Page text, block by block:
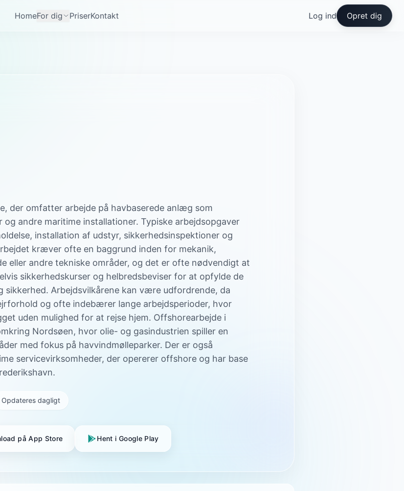
HomeFor dig PriserKontakt Log ind Opret dig
der omfatter arbejde på havbaserede anlæg som
andre maritime installationer. Typiske arbejdsopgaver
installation af udstyr, sikkerhedsinspektioner og
kræver ofte en baggrund inden for mekanik,
eller andre tekniske områder, og det er ofte nødvendigt at
sikkerhedskurser og helbredsbeviser for at opfylde de
sikkerhed. Arbejdsvilkårene kan være udfordrende, da
og ofte indebærer lange arbejdsperioder, hvor
uden mulighed for at rejse hjem. Offshorearbejde i
Nordsøen, hvor olie- og gasindustrien spiller en
med fokus på havvindmølleparker. Der er også
servicevirksomheder, der opererer offshore og har base
Opdateres dagligt
på App Store Hent i Google Play